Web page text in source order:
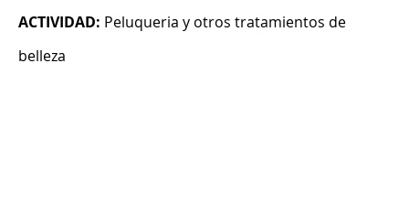
ACTIVIDAD: Peluqueria y otros tratamientos de
belleza